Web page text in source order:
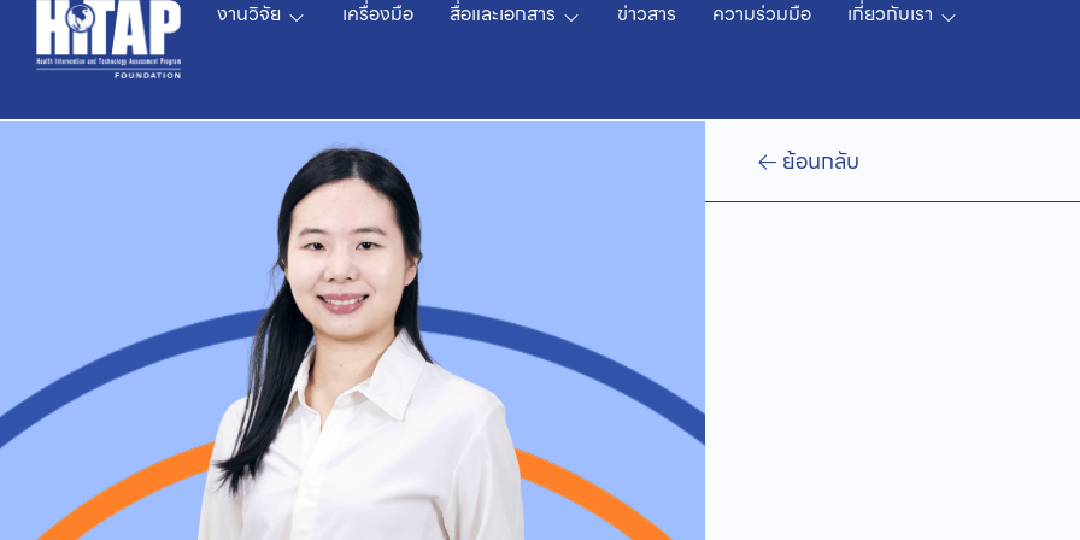
งานวิจัย เครื่องมือ สื่อและเอกสาร ข่าวสาร ความร่วมมือ เกี่ยวกับเรา
ย้อนกลับ